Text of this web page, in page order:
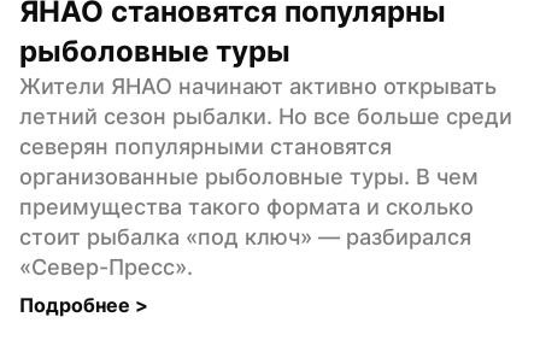
ЯНАО становятся популярны
рыболовные туры
Жители ЯНАО начинают активно открывать
летний сезон рыбалки. Но все больше среди
северян популярными становятся
организованные рыболовные туры. В чем
преимущества такого формата и сколько
стоит рыбалка «под ключ» — разбирался
«Север-Пресс».
Подробнее >